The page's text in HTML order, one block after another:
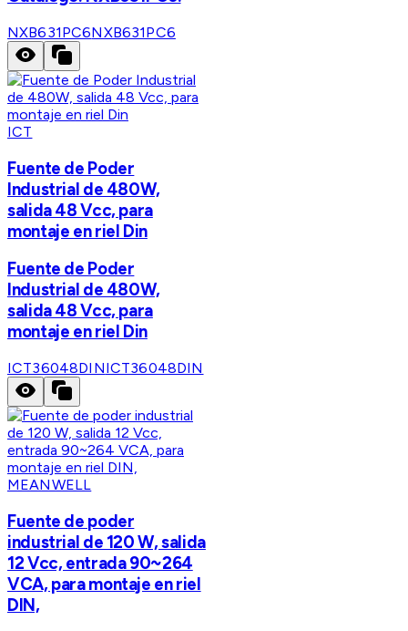
NXB631PC6NXB631PC6
ICT
Fuente de Poder
Industrial de 480W,
salida 48 Vcc, para
montaje en riel Din
Fuente de Poder
Industrial de 480W,
salida 48 Vcc, para
montaje en riel Din
ICT36048DINICT36048DIN
MEANWELL
Fuente de poder
industrial de 120 W, salida
12 Vcc, entrada 90~264
VCA, para montaje en riel
DIN,